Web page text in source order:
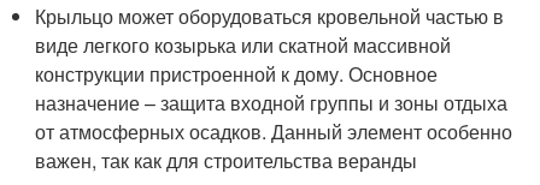
Крыльцо может оборудоваться кровельной частью в
виде легкого козырька или скатной массивной
конструкции пристроенной к дому. Основное
назначение – защита входной группы и зоны отдыха
от атмосферных осадков. Данный элемент особенно
важен, так как для строительства веранды